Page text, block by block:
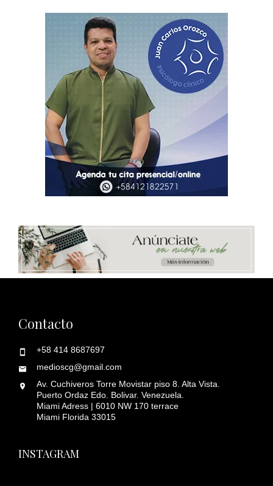
Contacto
+58 414 8687697
medioscg@gmail.com
Av. Cuchiveros Torre Movistar piso 8. Alta Vista.
Puerto Ordaz Edo. Bolivar. Venezuela.
Miami Adress | 6010 NW 170 terrace
Miami Florida 33015
INSTAGRAM